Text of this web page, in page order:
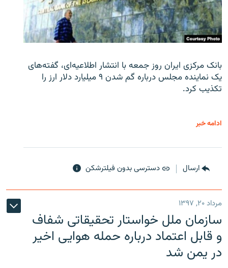
بانک مرکزی ایران روز جمعه با انتشار اطلاعیه‌ای، گفته‌های
یک نماینده مجلس درباره گم شدن ۹ میلیارد دلار ارز را
تکذیب کرد.
ادامه خبر
ارسال دسترسی بدون فیلترشکن
مرداد ۲۰, ۱۳۹۷
سازمان ملل خواستار تحقیقاتی شفاف
و قابل اعتماد درباره حمله هوایی اخیر
در یمن شد